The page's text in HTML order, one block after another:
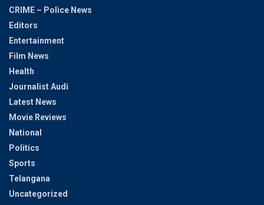
CRIME – Police News
Editors
Entertainment
Film News
Health
Journalist Audi
Latest News
Movie Reviews
National
Politics
Sports
Telangana
Uncategorized